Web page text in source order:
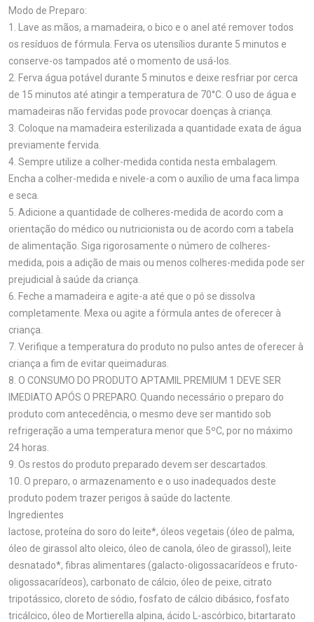
Modo de Preparo:
1. Lave as mãos, a mamadeira, o bico e o anel até remover todos
os resíduos de fórmula. Ferva os utensílios durante 5 minutos e
conserve-os tampados até o momento de usá-los.
2. Ferva água potável durante 5 minutos e deixe resfriar por cerca
de 15 minutos até atingir a temperatura de 70°C. O uso de água e
mamadeiras não fervidas pode provocar doenças à criança.
3. Coloque na mamadeira esterilizada a quantidade exata de água
previamente fervida.
4. Sempre utilize a colher-medida contida nesta embalagem.
Encha a colher-medida e nivele-a com o auxílio de uma faca limpa
e seca.
5. Adicione a quantidade de colheres-medida de acordo com a
orientação do médico ou nutricionista ou de acordo com a tabela
de alimentação. Siga rigorosamente o número de colheres-
medida, pois a adição de mais ou menos colheres-medida pode ser
prejudicial à saúde da criança.
6. Feche a mamadeira e agite-a até que o pó se dissolva
completamente. Mexa ou agite a fórmula antes de oferecer à
criança.
7. Verifique a temperatura do produto no pulso antes de oferecer à
criança a fim de evitar queimaduras.
8. O CONSUMO DO PRODUTO APTAMIL PREMIUM 1 DEVE SER
IMEDIATO APÓS O PREPARO. Quando necessário o preparo do
produto com antecedência, o mesmo deve ser mantido sob
refrigeração a uma temperatura menor que 5ºC, por no máximo
24 horas.
9. Os restos do produto preparado devem ser descartados.
10. O preparo, o armazenamento e o uso inadequados deste
produto podem trazer perigos à saúde do lactente.
Ingredientes
lactose, proteína do soro do leite*, óleos vegetais (óleo de palma,
óleo de girassol alto oleico, óleo de canola, óleo de girassol), leite
desnatado*, fibras alimentares (galacto-oligossacarídeos e fruto-
oligossacarídeos), carbonato de cálcio, óleo de peixe, citrato
tripotássico, cloreto de sódio, fosfato de cálcio dibásico, fosfato
tricálcico, óleo de Mortierella alpina, ácido L-ascórbico, bitartarato